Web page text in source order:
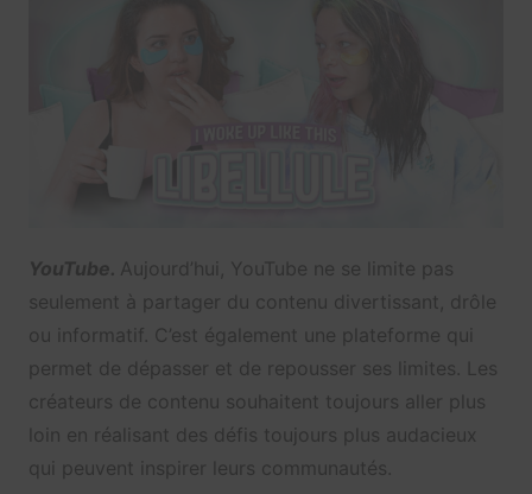
YouTube. Aujourd’hui, YouTube ne se limite pas
seulement à partager du contenu divertissant, drôle
ou informatif. C’est également une plateforme qui
permet de dépasser et de repousser ses limites. Les
créateurs de contenu souhaitent toujours aller plus
loin en réalisant des défis toujours plus audacieux
qui peuvent inspirer leurs communautés.